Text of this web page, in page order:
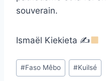
souverain.
Ismaël Kiekieta ✍
Étiquettes
de
#Faso Mêbo #Kuilsé